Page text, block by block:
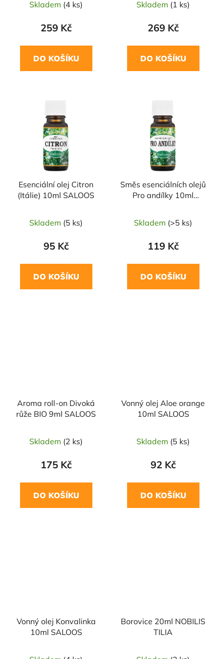
Skladem (4 ks)
259 Kč
DO KOŠÍKU
Skladem (1 ks)
269 Kč
DO KOŠÍKU
Esenciální olej Citron
(Itálie) 10ml SALOOS
Skladem (5 ks)
95 Kč
DO KOŠÍKU
Směs esenciálních olejů
Pro andílky 10ml
Skladem (>5 ks)
119 Kč
DO KOŠÍKU
Aroma roll-on Divoká
růže BIO 9ml SALOOS
Skladem (2 ks)
175 Kč
DO KOŠÍKU
Vonný olej Aloe orange
10ml SALOOS
Skladem (5 ks)
92 Kč
DO KOŠÍKU
Vonný olej Konvalinka
10ml SALOOS
Borovice 20ml NOBILIS
TILIA